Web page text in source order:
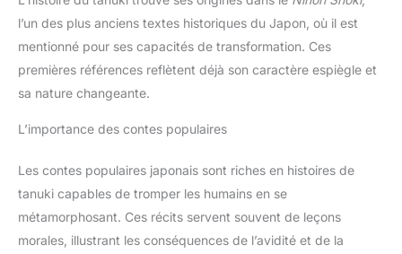
l’un des plus anciens textes historiques du Japon, où il est
mentionné pour ses capacités de transformation. Ces
premières références reflètent déjà son caractère espiègle et
sa nature changeante.
L’importance des contes populaires
Les contes populaires japonais sont riches en histoires de
tanuki capables de tromper les humains en se
métamorphosant. Ces récits servent souvent de leçons
morales, illustrant les conséquences de l’avidité et de la